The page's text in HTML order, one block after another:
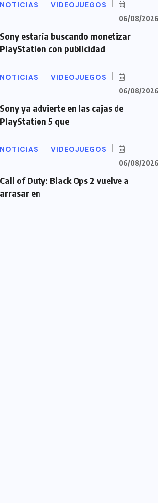
NOTICIAS VIDEOJUEGOS
06/08/2026
Sony estaría buscando monetizar
PlayStation con publicidad
NOTICIAS VIDEOJUEGOS
06/08/2026
Sony ya advierte en las cajas de
PlayStation 5 que
NOTICIAS VIDEOJUEGOS
06/08/2026
Call of Duty: Black Ops 2 vuelve a
arrasar en